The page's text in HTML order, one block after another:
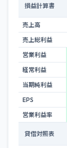
損益計算書
売上高
売上総利益
営業利益
経常利益
当期純利益
EPS
営業利益率
貸借対照表